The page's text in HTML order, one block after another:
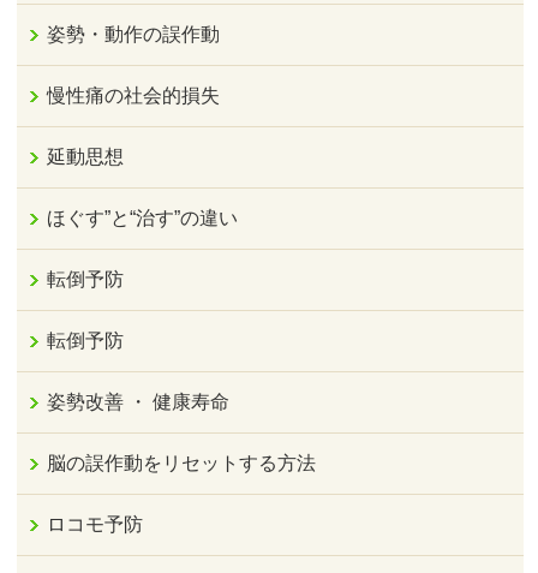
姿勢・動作の誤作動
慢性痛の社会的損失
延動思想
ほぐす”と“治す”の違い
転倒予防
転倒予防
姿勢改善 ・ 健康寿命
脳の誤作動をリセットする方法
ロコモ予防